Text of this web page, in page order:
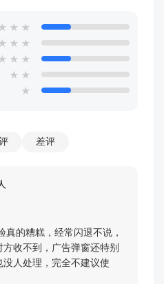
★ ★
★ ★
★ ★
★ ★
★
差评
真的糟糕，经常闪退不说，
收不到，广告弹窗还特别
人处理，完全不建议使